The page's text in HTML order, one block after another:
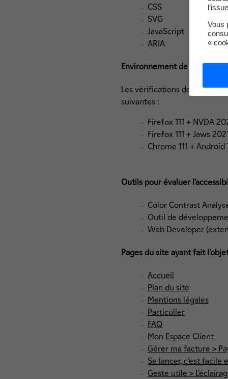
CSS
SVG
JavaScript
ARIA
Environnement de test
Les vérifications de
suivantes :
Firefox 111 + NVDA
Firefox 111 + Jaws
Chrome 111 + Android
Outils pour évaluer
Color Contrast
Outil de
Web Developer
Pages du site ayant fait
Accueil
Plan du site
Mentions légales
Particulier
FAQ
Mon Espace Client
Gérer ma facture >
Se lancer, c’est facile
Geste utile >
Vous
«